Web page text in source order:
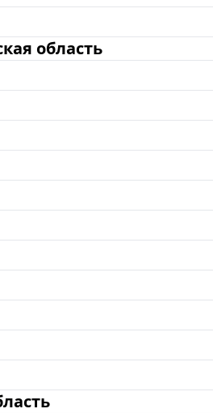
область